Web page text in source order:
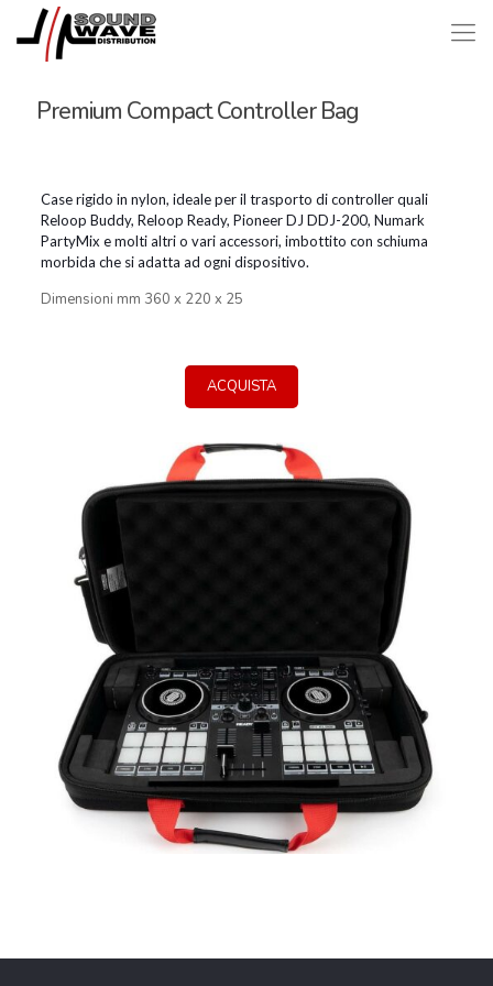
Premium Compact Controller Bag
Case rigido in nylon, ideale per il trasporto di controller quali
Reloop Buddy, Reloop Ready, Pioneer DJ DDJ-200, Numark
PartyMix e molti altri o vari accessori, imbottito con schiuma
morbida che si adatta ad ogni dispositivo.
Dimensioni mm 360 x 220 x 25
ACQUISTA